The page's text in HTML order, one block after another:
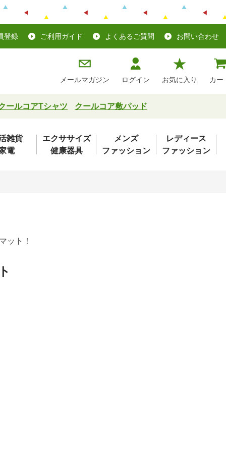
登録 ご利用ガイド よくあるご質問 お問い合わせ
メールマガジン ログイン お気に入り カー
ールコアTシャツ クールコア敷パッド
雑貨
電
エクササイズ
健康器具
メンズ
ファッション
レディース
ファッション
ット！